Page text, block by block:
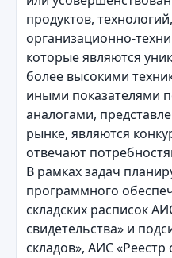
продуктов,
организационно-
которые являются
более высокими
иными показателями
аналогами,
рынке, являются
отвечают
В рамках задач
программного
складских расписок
свидетельства» и
складов», АИС «Реестр